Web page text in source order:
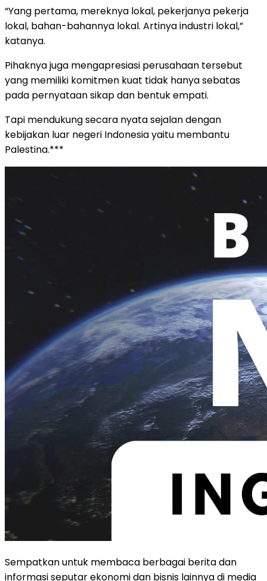
“Yang pertama, mereknya lokal, pekerjanya pekerja
lokal, bahan-bahannya lokal. Artinya industri lokal,”
katanya.
Pihaknya juga mengapresiasi perusahaan tersebut
yang memiliki komitmen kuat tidak hanya sebatas
pada pernyataan sikap dan bentuk empati.
Tapi mendukung secara nyata sejalan dengan
kebijakan luar negeri Indonesia yaitu membantu
Palestina.***
Sempatkan untuk membaca berbagai berita dan
informasi seputar ekonomi dan bisnis lainnya di media